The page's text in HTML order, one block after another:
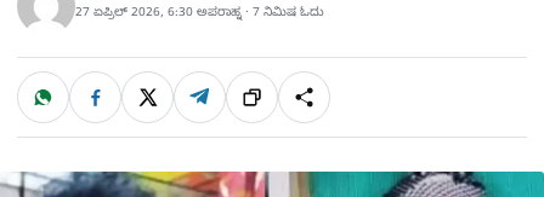
27 ಏಪ್ರಿಲ್ 2026, 6:30 ಅಪರಾಹ್ನ · 7 ನಿಮಿಷ ಓದು
ಹಂಚಿಕೊಳ್ಳಿ
W
a
t
p
p
F
c
e
o
k
X T
l
e
a
m
ಲಿಂ
ಕ್
S
h
a